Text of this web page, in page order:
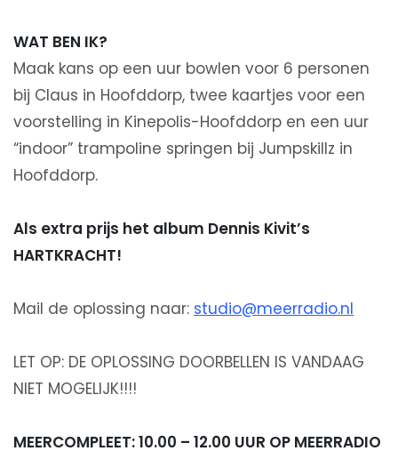
WAT BEN IK?
Maak kans op een uur bowlen voor 6 personen
bij Claus in Hoofddorp, twee kaartjes voor een
voorstelling in Kinepolis-Hoofddorp en een uur
“indoor” trampoline springen bij Jumpskillz in
Hoofddorp.
Als extra prijs het album Dennis Kivit’s
HARTKRACHT!
Mail de oplossing naar: studio@meerradio.nl
LET OP: DE OPLOSSING DOORBELLEN IS VANDAAG
NIET MOGELIJK!!!!
MEERCOMPLEET: 10.00 – 12.00 UUR OP MEERRADIO